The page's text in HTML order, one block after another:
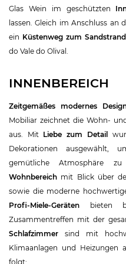
Glas Wein im geschützten
lassen. Gleich im Anschluss an
ein Küstenweg zum Sandstrand
do Vale do Olival.
INNENBEREICH
Zeitgemäßes modernes
Mobiliar zeichnet die Wohn-
aus. Mit Liebe zum Detail
Dekorationen ausgewählt,
gemütliche Atmosphäre
Wohnbereich mit Blick über
sowie die moderne
Profi-Miele-Geräten bieten
Zusammentreffen mit der
Schlafzimmer sind mit
Klimaanlagen und Heizungen
folgt: